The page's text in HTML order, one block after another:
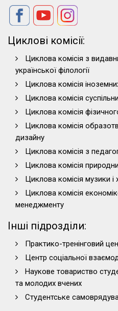
Циклові комісії:
Циклова комісія з
української філології
Циклова комісія
Циклова комісія
Циклова комісія
Циклова комісія
дизайну
Циклова комісія з
Циклова комісія
Циклова комісія музики і
Циклова комісія
менеджменту
Інші підрозділи:
Практико-тренінговий
Центр соціальної
Наукове товариство
та молодих вчених
Студентське